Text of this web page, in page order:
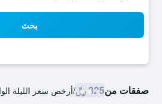
بحث
صفقات من325 ﷼ /أرخص سعر الليلة